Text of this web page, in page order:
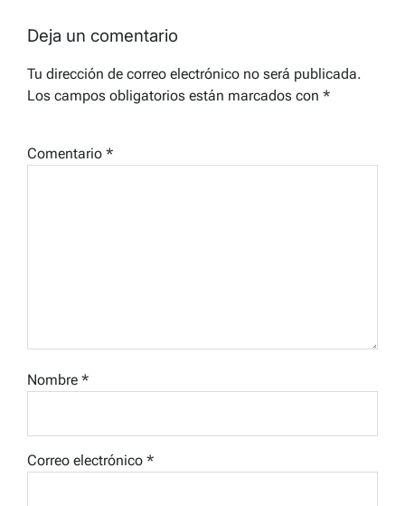
Deja un comentario
Tu dirección de correo electrónico no será publicada.
Los campos obligatorios están marcados con *
Comentario *
Nombre *
Correo electrónico *